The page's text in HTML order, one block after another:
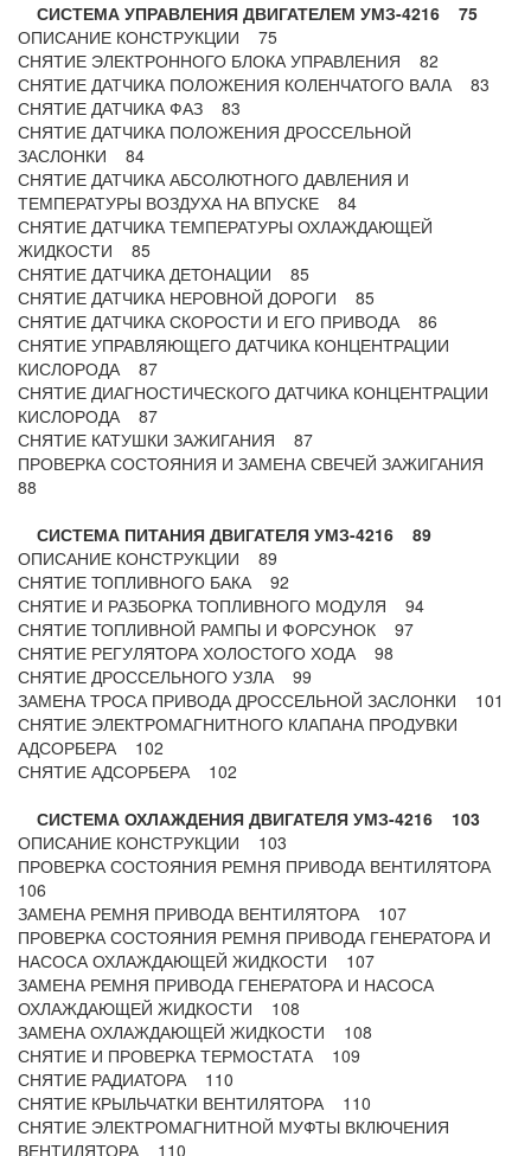
СИСТЕМА УПРАВЛЕНИЯ ДВИГАТЕЛЕМ УМЗ-4216 75
ОПИСАНИЕ КОНСТРУКЦИИ 75
СНЯТИЕ ЭЛЕКТРОННОГО БЛОКА УПРАВЛЕНИЯ 82
СНЯТИЕ ДАТЧИКА ПОЛОЖЕНИЯ КОЛЕНЧАТОГО ВАЛА 83
СНЯТИЕ ДАТЧИКА ФАЗ 83
СНЯТИЕ ДАТЧИКА ПОЛОЖЕНИЯ ДРОССЕЛЬНОЙ
ЗАСЛОНКИ 84
СНЯТИЕ ДАТЧИКА АБСОЛЮТНОГО ДАВЛЕНИЯ И
ТЕМПЕРАТУРЫ ВОЗДУХА НА ВПУСКЕ 84
СНЯТИЕ ДАТЧИКА ТЕМПЕРАТУРЫ ОХЛАЖДАЮЩЕЙ
ЖИДКОСТИ 85
СНЯТИЕ ДАТЧИКА ДЕТОНАЦИИ 85
СНЯТИЕ ДАТЧИКА НЕРОВНОЙ ДОРОГИ 85
СНЯТИЕ ДАТЧИКА СКОРОСТИ И ЕГО ПРИВОДА 86
СНЯТИЕ УПРАВЛЯЮЩЕГО ДАТЧИКА КОНЦЕНТРАЦИИ
КИСЛОРОДА 87
СНЯТИЕ ДИАГНОСТИЧЕСКОГО ДАТЧИКА КОНЦЕНТРАЦИИ
КИСЛОРОДА 87
СНЯТИЕ КАТУШКИ ЗАЖИГАНИЯ 87
ПРОВЕРКА СОСТОЯНИЯ И ЗАМЕНА СВЕЧЕЙ ЗАЖИГАНИЯ
88
СИСТЕМА ПИТАНИЯ ДВИГАТЕЛЯ УМЗ-4216 89
ОПИСАНИЕ КОНСТРУКЦИИ 89
СНЯТИЕ ТОПЛИВНОГО БАКА 92
СНЯТИЕ И РАЗБОРКА ТОПЛИВНОГО МОДУЛЯ 94
СНЯТИЕ ТОПЛИВНОЙ РАМПЫ И ФОРСУНОК 97
СНЯТИЕ РЕГУЛЯТОРА ХОЛОСТОГО ХОДА 98
СНЯТИЕ ДРОССЕЛЬНОГО УЗЛА 99
ЗАМЕНА ТРОСА ПРИВОДА ДРОССЕЛЬНОЙ ЗАСЛОНКИ 101
СНЯТИЕ ЭЛЕКТРОМАГНИТНОГО КЛАПАНА ПРОДУВКИ
АДСОРБЕРА 102
СНЯТИЕ АДСОРБЕРА 102
СИСТЕМА ОХЛАЖДЕНИЯ ДВИГАТЕЛЯ УМЗ-4216 103
ОПИСАНИЕ КОНСТРУКЦИИ 103
ПРОВЕРКА СОСТОЯНИЯ РЕМНЯ ПРИВОДА ВЕНТИЛЯТОРА
106
ЗАМЕНА РЕМНЯ ПРИВОДА ВЕНТИЛЯТОРА 107
ПРОВЕРКА СОСТОЯНИЯ РЕМНЯ ПРИВОДА ГЕНЕРАТОРА И
НАСОСА ОХЛАЖДАЮЩЕЙ ЖИДКОСТИ 107
ЗАМЕНА РЕМНЯ ПРИВОДА ГЕНЕРАТОРА И НАСОСА
ОХЛАЖДАЮЩЕЙ ЖИДКОСТИ 108
ЗАМЕНА ОХЛАЖДАЮЩЕЙ ЖИДКОСТИ 108
СНЯТИЕ И ПРОВЕРКА ТЕРМОСТАТА 109
СНЯТИЕ РАДИАТОРА 110
СНЯТИЕ КРЫЛЬЧАТКИ ВЕНТИЛЯТОРА 110
СНЯТИЕ ЭЛЕКТРОМАГНИТНОЙ МУФТЫ ВКЛЮЧЕНИЯ
ВЕНТИЛЯТОРА 110